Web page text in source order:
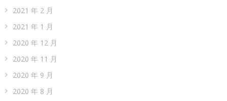
2021 年 2 月
2021 年 1 月
2020 年 12 月
2020 年 11 月
2020 年 9 月
2020 年 8 月